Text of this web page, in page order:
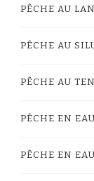
PÊCHE AU
PÊCHE AU
PÊCHE AU
PÊCHE EN
PÊCHE EN